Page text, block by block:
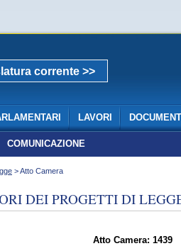
corrente >>
LAVORI DOCUMENTI
COMUNICAZIONE
> Atto Camera
DEI PROGETTI DI
Atto Camera: 1439